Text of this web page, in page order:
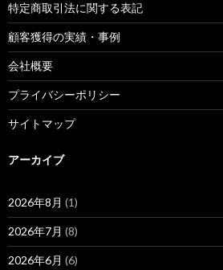
特定商取引法に関する表記
顧客獲得の実績・事例
会社概要
プライバシーポリシー
サイトマップ
アーカイブ
2026年8月 (1)
2026年7月 (8)
2026年6月 (6)